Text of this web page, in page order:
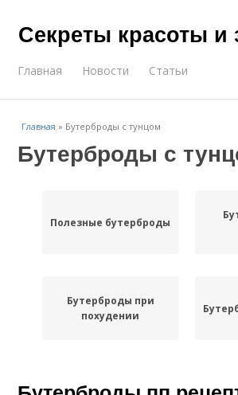
Секреты красоты и
Главная Новости Статьи
Главная » Бутерброды с тунцом
Бутерброды с
Полезные бутерброды
Бутерброды при
похудении
Диетические